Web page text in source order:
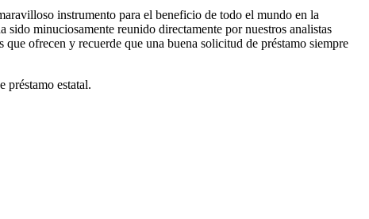
instrumento para el beneficio de todo el mundo en la
minuciosamente reunido directamente por nuestros analistas
ofrecen y recuerde que una buena solicitud de préstamo siempre
préstamo estatal.